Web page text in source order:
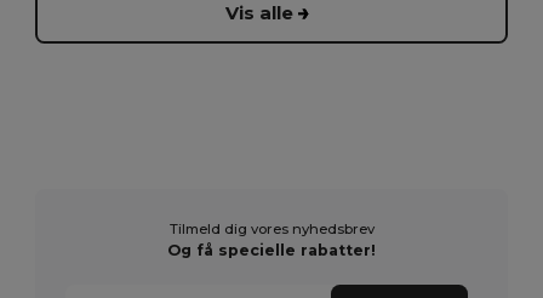
Vis alle
Tilmeld dig vores nyhedsbrev
Og få specielle rabatter!